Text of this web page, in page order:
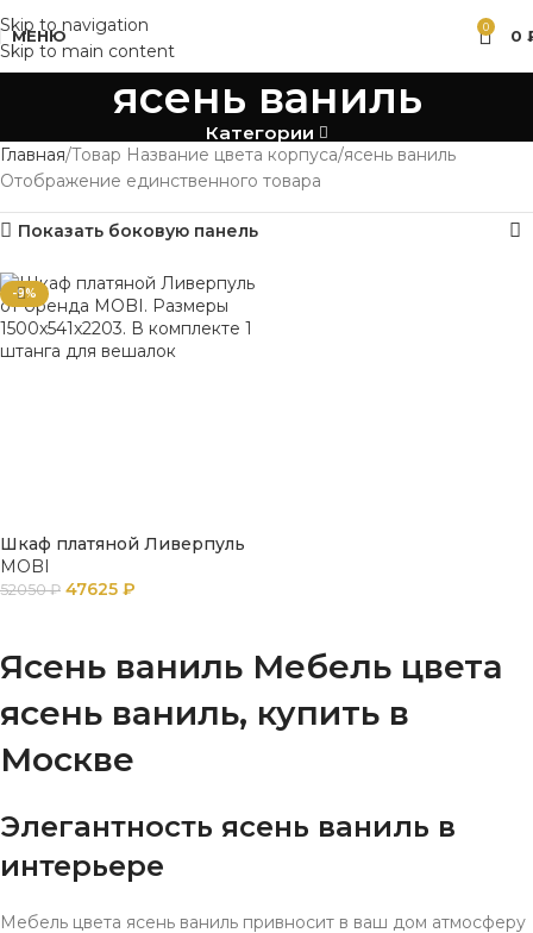
Skip to navigation
Skip to main content
МЕНЮ 0 0
ясень ваниль
Категории
Главная Товар Название цвета корпуса ясень ваниль
Отображение единственного товара
Показать боковую панель
-9%
Шкаф платяной Ливерпуль
MOBI
52050₽ 47625 ₽
Ясень ваниль Мебель цвета
ясень ваниль, купить в
Москве
Элегантность ясень ваниль в
интерьере
Мебель цвета ясень ваниль привносит в ваш дом атмосферу